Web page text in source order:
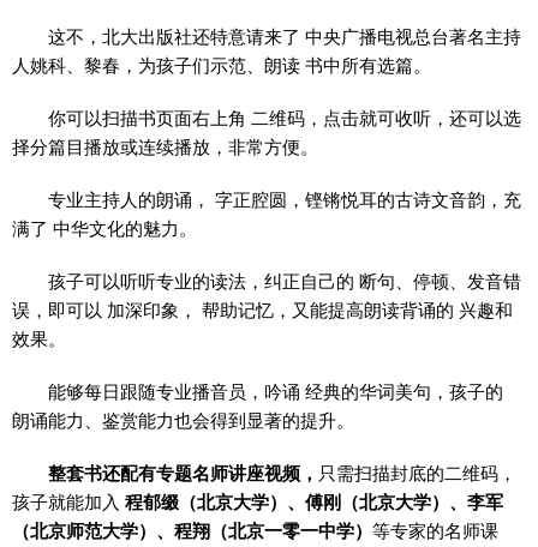
这不，北大出版社还特意请来了 中央广播电视总台著名主持
人姚科、黎春，为孩子们示范、朗读 书中所有选篇。
你可以扫描书页面右上角 二维码，点击就可收听，还可以选
择分篇目播放或连续播放，非常方便。
专业主持人的朗诵， 字正腔圆，铿锵悦耳的古诗文音韵，充
满了 中华文化的魅力。
孩子可以听听专业的读法，纠正自己的 断句、停顿、发音错
误，即可以 加深印象， 帮助记忆，又能提高朗读背诵的 兴趣和
效果。
能够每日跟随专业播音员，吟诵 经典的华词美句，孩子的
朗诵能力、鉴赏能力也会得到显著的提升。
整套书还配有专题名师讲座视频， 只需扫描封底的二维码，
孩子就能加入 程郁缀（北京大学）、傅刚（北京大学）、李军
（北京师范大学）、程翔（北京一零一中学） 等专家的名师课